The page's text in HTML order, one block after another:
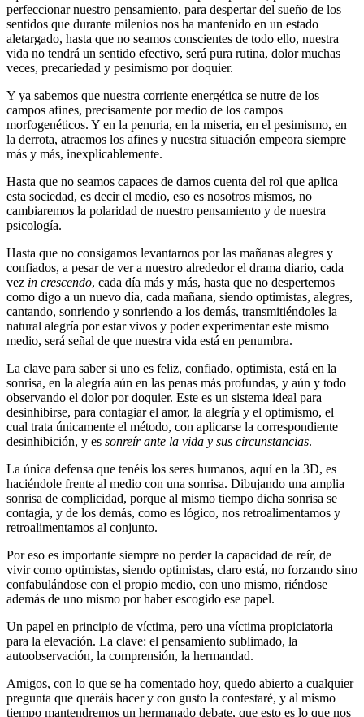
perfeccionar nuestro pensamiento, para despertar del sueño de los
sentidos que durante milenios nos ha mantenido en un estado
aletargado, hasta que no seamos conscientes de todo ello, nuestra
vida no tendrá un sentido efectivo, será pura rutina, dolor muchas
veces, precariedad y pesimismo por doquier.
Y ya sabemos que nuestra corriente energética se nutre de los
campos afines, precisamente por medio de los campos
morfogenéticos. Y en la penuria, en la miseria, en el pesimismo, en
la derrota, atraemos los afines y nuestra situación empeora siempre
más y más, inexplicablemente.
Hasta que no seamos capaces de darnos cuenta del rol que aplica
esta sociedad, es decir el medio, eso es nosotros mismos, no
cambiaremos la polaridad de nuestro pensamiento y de nuestra
psicología.
Hasta que no consigamos levantarnos por las mañanas alegres y
confiados, a pesar de ver a nuestro alrededor el drama diario, cada
vez in crescendo, cada día más y más, hasta que no despertemos
como digo a un nuevo día, cada mañana, siendo optimistas, alegres,
cantando, sonriendo y sonriendo a los demás, transmitiéndoles la
natural alegría por estar vivos y poder experimentar este mismo
medio, será señal de que nuestra vida está en penumbra.
La clave para saber si uno es feliz, confiado, optimista, está en la
sonrisa, en la alegría aún en las penas más profundas, y aún y todo
observando el dolor por doquier. Este es un sistema ideal para
desinhibirse, para contagiar el amor, la alegría y el optimismo, el
cual trata únicamente el método, con aplicarse la correspondiente
desinhibición, y es sonreír ante la vida y sus circunstancias.
La única defensa que tenéis los seres humanos, aquí en la 3D, es
haciéndole frente al medio con una sonrisa. Dibujando una amplia
sonrisa de complicidad, porque al mismo tiempo dicha sonrisa se
contagia, y de los demás, como es lógico, nos retroalimentamos y
retroalimentamos al conjunto.
Por eso es importante siempre no perder la capacidad de reír, de
vivir como optimistas, siendo optimistas, claro está, no forzando sino
confabulándose con el propio medio, con uno mismo, riéndose
además de uno mismo por haber escogido ese papel.
Un papel en principio de víctima, pero una víctima propiciatoria
para la elevación. La clave: el pensamiento sublimado, la
autoobservación, la comprensión, la hermandad.
Amigos, con lo que se ha comentado hoy, quedo abierto a cualquier
pregunta que queráis hacer y con gusto la contestaré, y al mismo
tiempo mantendremos un hermanado debate, que esto es lo que nos